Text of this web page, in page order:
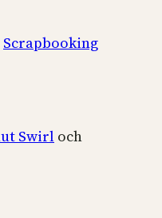
Scrapbooking
Swirl och